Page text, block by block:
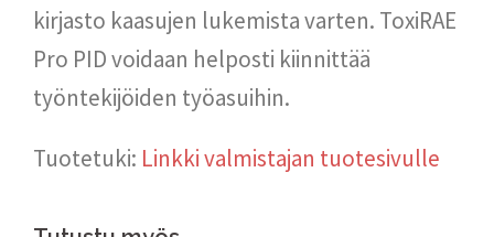
kirjasto kaasujen lukemista varten. ToxiRAE
Pro PID voidaan helposti kiinnittää
työntekijöiden työasuihin.
Tuotetuki: Linkki valmistajan tuotesivulle